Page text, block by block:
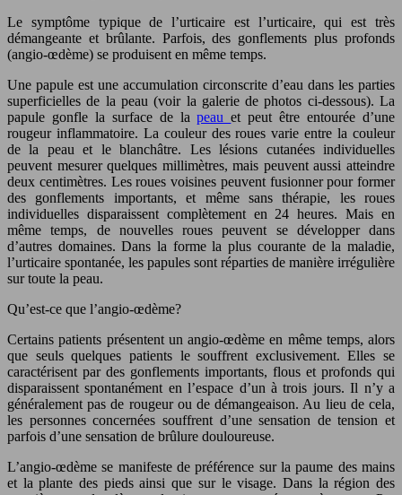
Le symptôme typique de l’urticaire est l’urticaire, qui est très
démangeante et brûlante. Parfois, des gonflements plus profonds
(angio-œdème) se produisent en même temps.
Une papule est une accumulation circonscrite d’eau dans les parties
superficielles de la peau (voir la galerie de photos ci-dessous). La
papule gonfle la surface de lapeauet peut être entourée d’une
rougeur inflammatoire. La couleur des roues varie entre la couleur
de la peau et le blanchâtre. Les lésions cutanées individuelles
peuvent mesurer quelques millimètres, mais peuvent aussi atteindre
deux centimètres. Les roues voisines peuvent fusionner pour former
des gonflements importants, et même sans thérapie, les roues
individuelles disparaissent complètement en 24 heures. Mais en
même temps, de nouvelles roues peuvent se développer dans
d’autres domaines. Dans la forme la plus courante de la maladie,
l’urticaire spontanée, les papules sont réparties de manière irrégulière
sur toute la peau.
Qu’est-ce que l’angio-œdème?
Certains patients présentent un angio-œdème en même temps, alors
que seuls quelques patients le souffrent exclusivement. Elles se
caractérisent par des gonflements importants, flous et profonds qui
disparaissent spontanément en l’espace d’un à trois jours. Il n’y a
généralement pas de rougeur ou de démangeaison. Au lieu de cela,
les personnes concernées souffrent d’une sensation de tension et
parfois d’une sensation de brûlure douloureuse.
L’angio-œdème se manifeste de préférence sur la paume des mains
et la plante des pieds ainsi que sur le visage. Dans la région des